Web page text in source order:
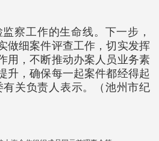
察工作的生命线。下一步，
做细案件评查工作，切实发挥
用，不断推动办案人员业务素
升，确保每一起案件都经得起
有关负责人表示。（池州市纪